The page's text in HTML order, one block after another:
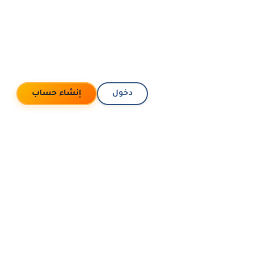
دخول إنشاء حساب